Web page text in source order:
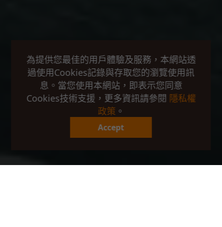
為提供您最佳的用戶體驗及服務，本網站透
過使用Cookies記錄與存取您的瀏覽使用訊
息。當您使用本網站，即表示您同意
Cookies技術支援，更多資訊請參閱 隱私權
政策 。
Accept